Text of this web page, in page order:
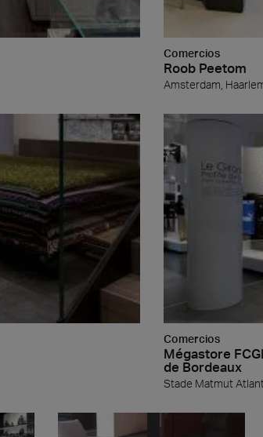
Piedra
Comercios
Roob Peetom
Amsterdam,
Comercios
Mégastore
de Bordeaux
Stade Matmut